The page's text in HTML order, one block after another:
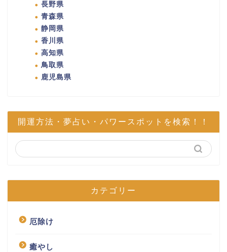
長野県
青森県
静岡県
香川県
高知県
鳥取県
鹿児島県
開運方法・夢占い・パワースポットを検索！！
カテゴリー
厄除け
癒やし